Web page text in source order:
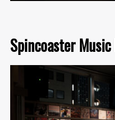
Spincoaster